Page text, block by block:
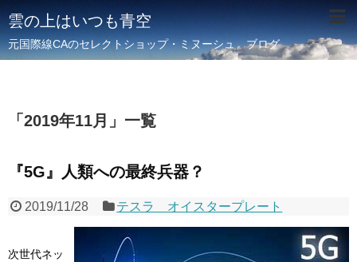
雲の上はいつも青空
元国際線CAのセレクトショップ・ミヌーシュ ブログ
「 2019年11月 」 一覧
『5G』人類への最終兵器？
2019/11/28 テスラ オイスタープレート
次世代ネッ